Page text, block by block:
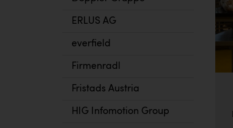
ERLUS AG
everfield
Firmenradl
Fristads Austria
HIG Infomotion Group